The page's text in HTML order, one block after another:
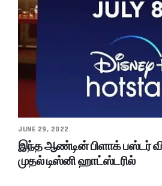
JUNE 29, 2022
இந்த ஆண்டின் பிளாக் பஸ்டர்
முதல் டிஸ்னி ஹாட்ஸ்டரில்